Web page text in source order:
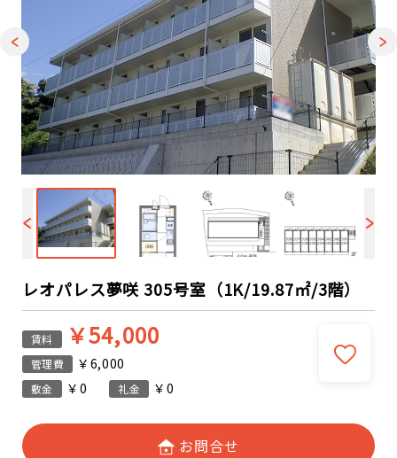
レオパレス夢咲 305号室（1K/19.87㎡/3階）
賃料 ￥54,000
管理費 ￥6,000
敷金 ￥0 礼金 ￥0
お問合せ